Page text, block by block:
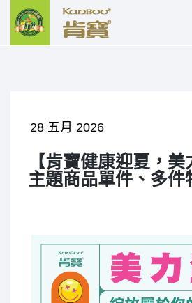
28 五月 2026
【肯寶健康迎夏，美
主題商品單件、多件